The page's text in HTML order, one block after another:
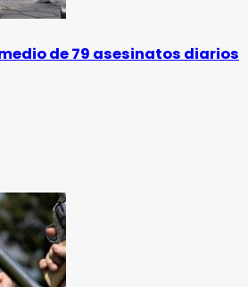
de 79 asesinatos diarios